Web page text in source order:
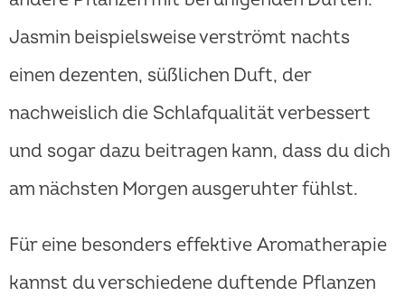
Jasmin beispielsweise verströmt nachts
einen dezenten, süßlichen Duft, der
nachweislich die Schlafqualität verbessert
und sogar dazu beitragen kann, dass du dich
am nächsten Morgen ausgeruhter fühlst.
Für eine besonders effektive Aromatherapie
kannst du verschiedene duftende Pflanzen